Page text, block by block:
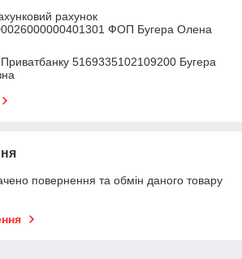
рахунок
ФОП Бугера Олена
5169335102109200 Бугера
повернення та обмін даного товару